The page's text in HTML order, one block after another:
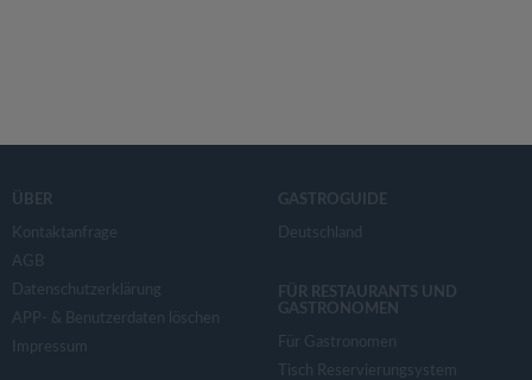
ÜBER
Kontaktanfrage
AGB
Datenschutzerklärung
APP- & Benutzerdaten löschen
Impressum
GASTROGUIDE
Deutschland
FÜR RESTAURANTS UND
GASTRONOMEN
Für Gastronomen
Tisch Reservierungsystem